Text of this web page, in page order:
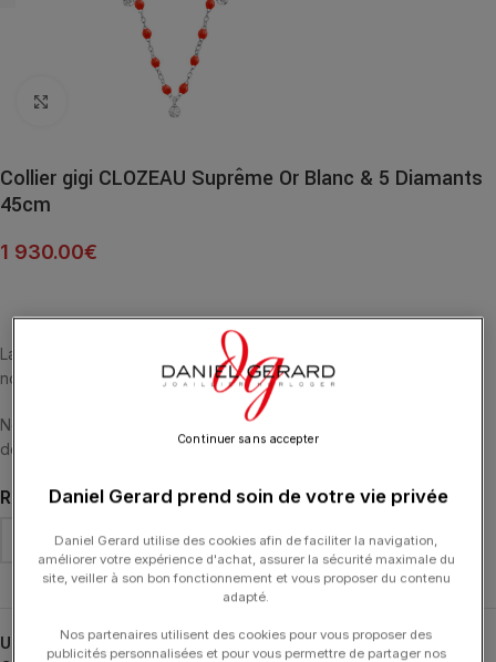
Click to enlarge
Collier gigi CLOZEAU Suprême Or Blanc & 5 Diamants
45cm
1 930.00€
La féerie de cette nouvelle collection gigi CLOZEAU continue de
nous faire voyager dans le monde merveilleux de la joaillerie.
Notre intemporel collier Gigi Classique s’habille de 5 diamants et
devient Gigi Suprême!
RÉSINE
UGS :
B1GS005-OB
Daniel Gerard prend soin de votre vie privée
Daniel Gerard utilise des cookies afin de faciliter la navigation,
améliorer votre expérience d'achat, assurer la sécurité maximale du
site, veiller à son bon fonctionnement et vous proposer du contenu
adapté.
Nos partenaires utilisent des cookies pour vous proposer des
publicités personnalisées et pour vous permettre de partager nos
Continuer sans accepter